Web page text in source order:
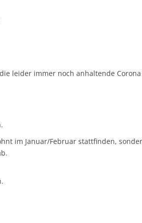
leider immer noch anhaltende Corona
im Januar/Februar stattfinden,